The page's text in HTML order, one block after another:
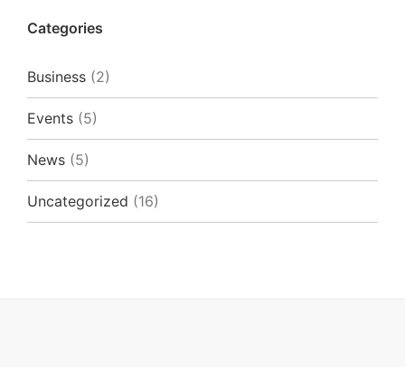
Categories
Business (2)
Events (5)
News (5)
Uncategorized (16)